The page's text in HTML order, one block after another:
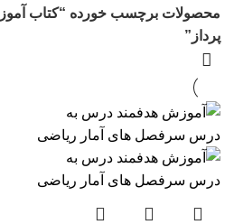
محصولات برچسب خورده “کتاب
پرداز”